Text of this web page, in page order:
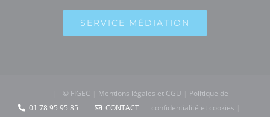
SERVICE MÉDIATION
© FIGEC Mentions légales et CGU
Politique de
confidentialité et cookies
01 78 95 95 85 CONTACT